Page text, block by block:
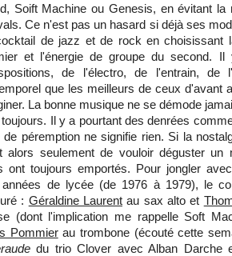
Soift Machine ou Genesis, en évitant la
Ce n'est pas un hasard si déjà ses
de jazz et de rock en choisissant
et l'énergie de groupe du second.
de l'électro, de l'entrain, de
que les meilleurs de ceux d'avant
La bonne musique ne se démode
Il y a pourtant des denrées
de péremption ne signifie rien. Si la
alors seulement de vouloir déguster un
ont toujours emportés. Pour jongler
de lycée (de 1976 à 1979), le
: Géraldine Laurent au sax alto et
(dont l'implication me rappelle Soft
Pommierau trombone (écouté cette
du trio Clover avec Alban Darche